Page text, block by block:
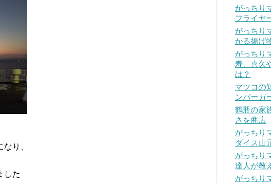
り、
した
がっちり
フライヤ
がっちり
かる揚げ
がっちり
寿、喜久
は？
マツコの
ンバーガ
鶴瓶の家
さを商店
がっちり
ダイス山
がっちり
達人が教
がっちり